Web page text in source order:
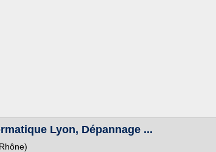
Lyon, Dépannage ...